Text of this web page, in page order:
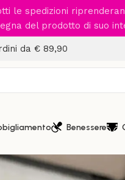
le spedizioni
del prodotto di suo
da € 89,90
Benessere